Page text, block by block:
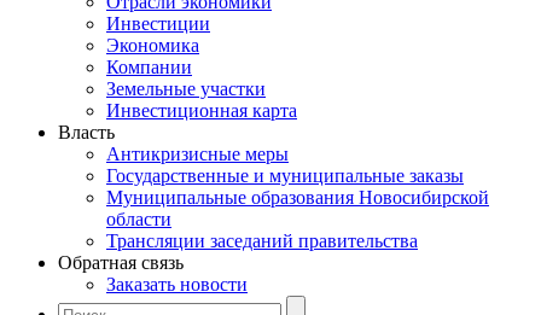
Инвестиции
Экономика
Компании
Земельные участки
Инвестиционная карта
Власть
Антикризисные меры
Государственные и муниципальные заказы
Муниципальные образования Новосибирской
области
Трансляции заседаний правительства
Обратная связь
Заказать новости